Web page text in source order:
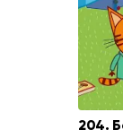
204.